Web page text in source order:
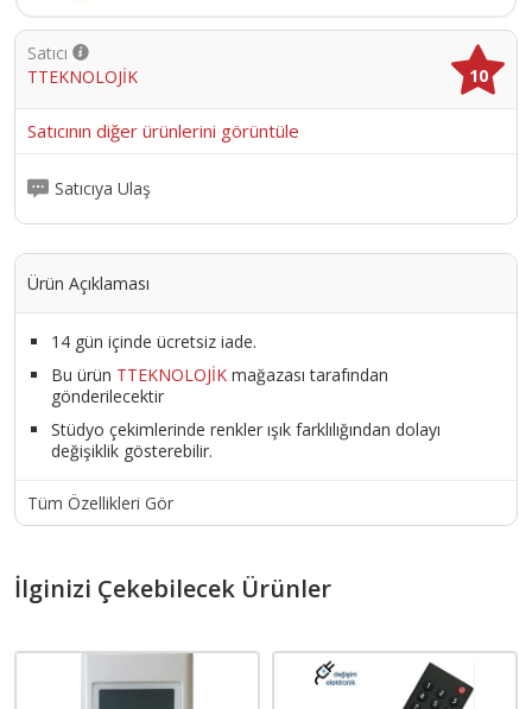
Satıcı
TTEKNOLOJİK
10
Satıcının diğer ürünlerini görüntüle
Satıcıya Ulaş
Ürün Açıklaması
14 gün içinde ücretsiz iade.
Bu ürün TTEKNOLOJİK mağazası tarafından
gönderilecektir
Stüdyo çekimlerinde renkler ışık farklılığından dolayı
değişiklik gösterebilir.
Tüm Özellikleri Gör
İlginizi Çekebilecek Ürünler